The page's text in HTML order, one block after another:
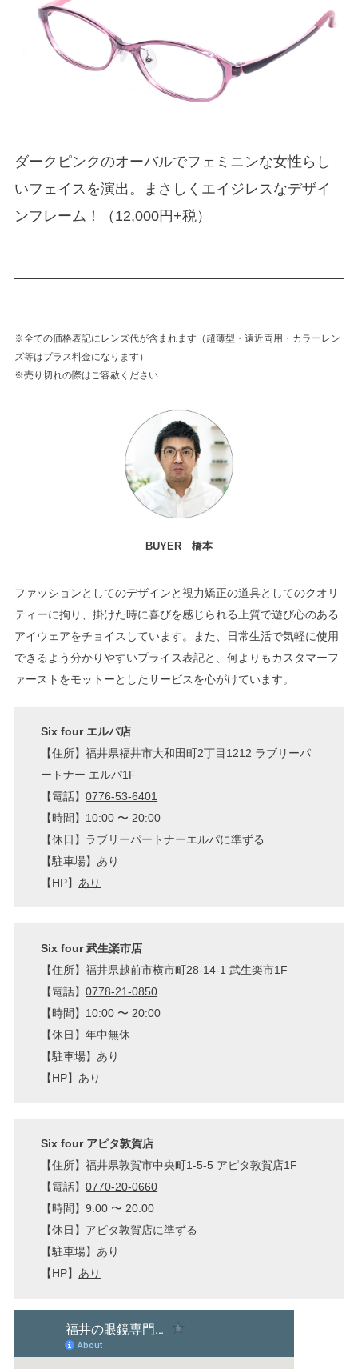
ダークピンクのオーバルでフェミニンな女性らし
いフェイスを演出。まさしくエイジレスなデザイ
ンフレーム！（12,000円+税）
※全ての価格表記にレンズ代が含まれます（超薄型・遠近両用・カラーレン
ズ等はプラス料金になります）
※売り切れの際はご容赦ください
BUYER 橋本
ファッションとしてのデザインと視力矯正の道具としてのクオリ
ティーに拘り、掛けた時に喜びを感じられる上質で遊び心のある
アイウェアをチョイスしています。また、日常生活で気軽に使用
できるよう分かりやすいプライス表記と、何よりもカスタマーフ
ァーストをモットーとしたサービスを心がけています。
Six four エルパ店
【住所】福井県福井市大和田町2丁目1212 ラブリーパ
ートナー エルパ1F
【電話】0776-53-6401
【時間】10:00 〜 20:00
【休日】ラブリーパートナーエルパに準ずる
【駐車場】あり
【HP】 あり
Six four 武生楽市店
【住所】福井県越前市横市町28-14-1 武生楽市1F
【電話】0778-21-0850
【時間】10:00 〜 20:00
【休日】年中無休
【駐車場】あり
【HP】 あり
Six four アピタ敦賀店
【住所】福井県敦賀市中央町1-5-5 アピタ敦賀店1F
【電話】0770-20-0660
【時間】9:00 〜 20:00
【休日】アピタ敦賀店に準ずる
【駐車場】あり
【HP】 あり